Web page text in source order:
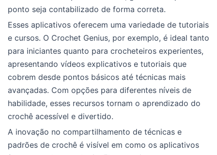
ponto seja contabilizado de forma correta.
Esses aplicativos oferecem uma variedade de tutoriais
e cursos. O Crochet Genius, por exemplo, é ideal tanto
para iniciantes quanto para crocheteiros experientes,
apresentando vídeos explicativos e tutoriais que
cobrem desde pontos básicos até técnicas mais
avançadas. Com opções para diferentes níveis de
habilidade, esses recursos tornam o aprendizado do
crochê acessível e divertido.
A inovação no compartilhamento de técnicas e
padrões de crochê é visível em como os aplicativos